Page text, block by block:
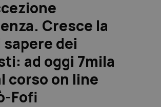
Cresce la
dei
ad oggi 7mila
corso on line
Fofi